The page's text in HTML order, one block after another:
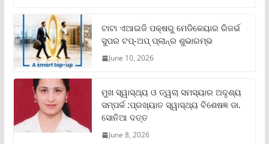
ଟାଟା ଏଆଇଜି ପକ୍ଷରୁ ମେଡିକେୟାର ରିଜର୍ଭ
ସୁପର ଟପ୍‌-ଅପ୍ ପ୍ଲାନ୍‌ର ଶୁଭାରମ୍ଭ
June 10, 2026
ମୁଖ ସ୍ୱାସ୍ଥ୍ୟ ଓ ତ୍ୱଚା ସମସ୍ୟାର ଅଦୃଶ୍ୟ
ସମ୍ପର୍କ :ପ୍ରଖ୍ୟାତ ସ୍ୱାସ୍ଥ୍ୟ ବିଶେଷଜ୍ଞ ଡା.
ସୋନିଆ ଦତ୍ତ
June 8, 2026